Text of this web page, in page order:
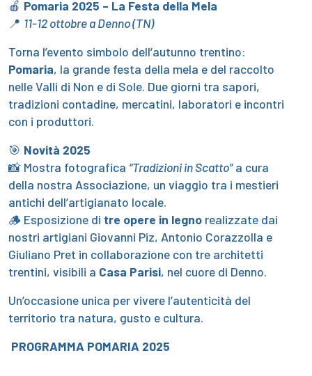
🍎 Pomaria 2025 – La Festa della Mela
📍 11-12 ottobre a Denno (TN)
Torna l’evento simbolo dell’autunno trentino:
Pomaria, la grande festa della mela e del raccolto
nelle Valli di Non e di Sole. Due giorni tra sapori,
tradizioni contadine, mercatini, laboratori e incontri
con i produttori.
🎯 Novità 2025
📸 Mostra fotografica “Tradizioni in Scatto”a cura
della nostra Associazione, un viaggio tra i mestieri
antichi dell’artigianato locale.
🪵 Esposizione di tre opere in legno realizzate dai
nostri artigiani Giovanni Piz, Antonio Corazzolla e
Giuliano Pret in collaborazione con tre architetti
trentini, visibili a Casa Parisi, nel cuore di Denno.
Un’occasione unica per vivere l’autenticità del
territorio tra natura, gusto e cultura.
PROGRAMMA POMARIA 2025